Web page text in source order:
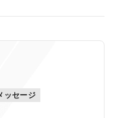
ッセージ